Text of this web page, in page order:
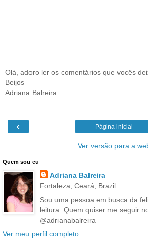
Olá, adoro ler os comentários que vocês
Beijos
Adriana Balreira
‹ Página inicial
Ver versão para a
Quem sou eu
Adriana Balreira
Fortaleza, Ceará, Brazil
Sou uma pessoa em busca da
leitura. Quem quiser me seguir
@adrianabalreira
Ver meu perfil completo